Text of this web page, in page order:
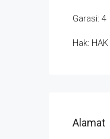
Garasi: 4
Hak:
Alamat